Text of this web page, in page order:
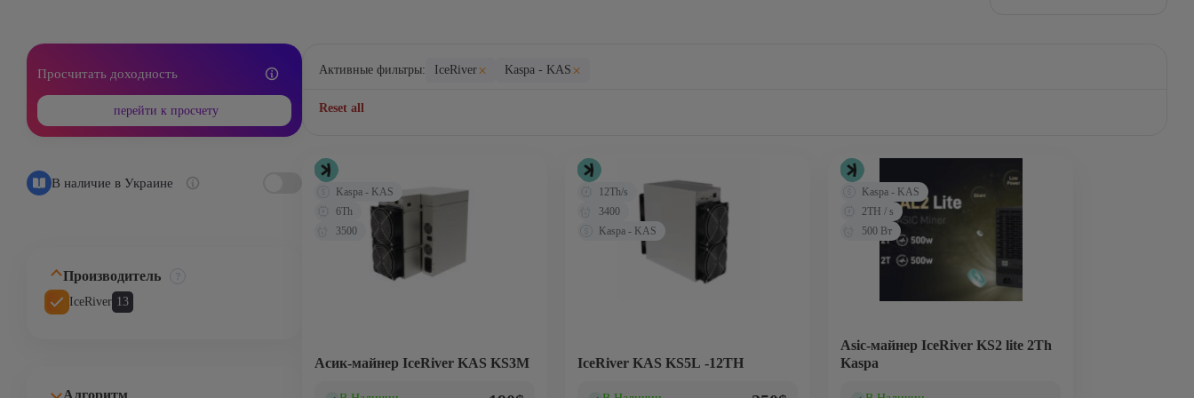
Просчитать доходность
перейти к просчету
В наличие в Украине
Производитель
IceRiver 13
Алгоритм
Активные фильтры:
Reset all
IceRiver× Kaspa - KAS ×
Асик-майнер IceRiver KAS KS3M
Kaspa - KAS
6Th
3500
IceRiver KAS KS5L -12TH
12Th/s
3400
Kaspa - KAS
Аsic-майнер IceRiver KS2 lite 2Th
Kaspa
Kaspa - KAS
2TH / s
500 Вт